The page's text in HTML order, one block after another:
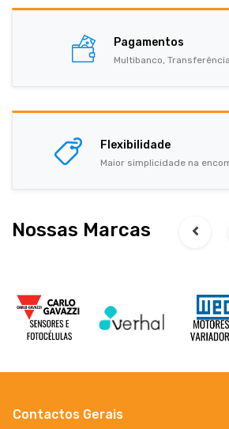
Pagamentos
Multibanco,
Flexibilidade
Maior simplicidade na
Nossas Marcas
Contactos Gerais